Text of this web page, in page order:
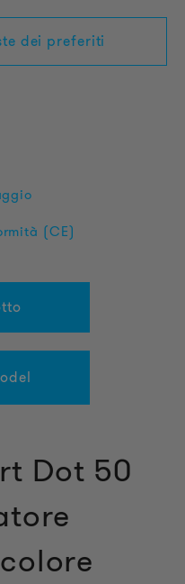
dei preferiti
(CE)
Dot 50